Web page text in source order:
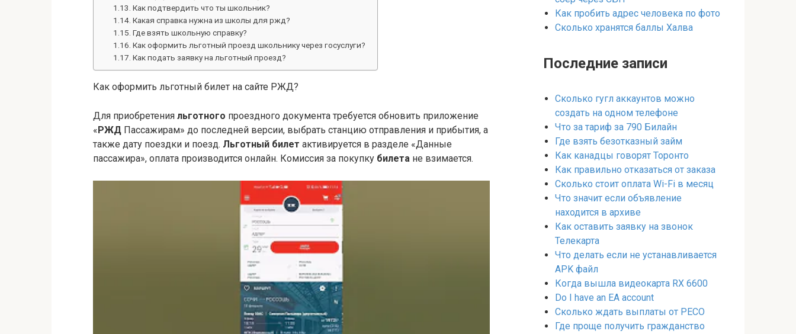
Как подтвердить что ты школьник?
Какая справка нужна из школы для ржд?
Где взять школьную справку?
Как оформить льготный проезд школьнику через госуслуги?
Как подать заявку на льготный проезд?
Как оформить льготный билет на сайте РЖД?
Для приобретения льготного проездного документа требуется обновить приложение
«РЖД Пассажирам» до последней версии, выбрать станцию отправления и прибытия, а
также дату поездки и поезд. Льготный билет активируется в разделе «Данные
пассажира», оплата производится онлайн. Комиссия за покупку билета не взимается.
Как пробить адрес человека по фото
Сколько хранятся баллы Халва
Последние записи
Сколько гугл аккаунтов можно
создать на одном телефоне
Что за тариф за 790 Билайн
Где взять безотказный займ
Как канадцы говорят Торонто
Как правильно отказаться от заказа
Сколько стоит оплата Wi-Fi в месяц
Что значит если объявление
находится в архиве
Как оставить заявку на звонок
Телекарта
Что делать если не устанавливается
APK файл
Когда вышла видеокарта RX 6600
Do I have an EA account
Сколько ждать выплаты от РЕСО
Где проще получить гражданство